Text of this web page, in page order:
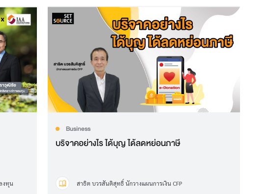
งทุน
Business
บริจาคอย่างไร ได้บุญ ได้ลดหย่อนภาษี
สาธิต บวรสันติสุทธิ์ นักวางแผนการเงิน CFP